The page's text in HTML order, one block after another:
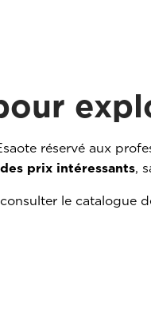
réservé aux
prix intéressants,
le